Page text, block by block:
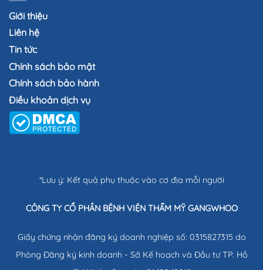
Giới thiệu
Liên hệ
Tin tức
Chính sách bảo mật
Chính sách bảo hành
Điều khoản dịch vụ
*Lưu ý: Kết quả phụ thuộc vào cơ địa mỗi người
CÔNG TY CỔ PHẦN BỆNH VIỆN THẨM MỸ GANGWHOO
Giấy chứng nhận đăng ký doanh nghiệp số: 0315827315 do
Phòng Đăng ký kinh doanh - Sở Kế hoạch và Đầu tư TP. Hồ